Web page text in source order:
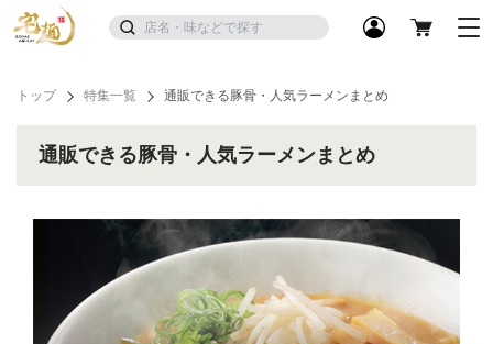
トップ 特集一覧 通販できる豚骨・人気ラーメンまとめ
通販できる豚骨・人気ラーメンまとめ